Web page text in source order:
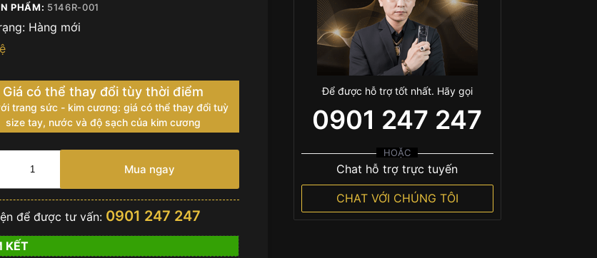
PHẨM: 5146R-001
Hàng mới
Giá có thể thay đổi tùy thời điểm
trang sức - kim cương: giá có thể thay đổi tuỳ
size tay, nước và độ sạch của kim cương
Mua ngay
để được tư vấn: 0901 247 247
KẾT
Để được hỗ trợ tốt nhất. Hãy gọi
0901 247 247
HOẶC
Chat hỗ trợ trực tuyến
CHAT VỚI CHÚNG TÔI